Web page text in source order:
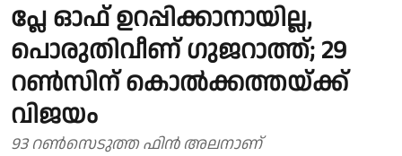
പ്ലേ ഓഫ് ഉറപ്പിക്കാനായില്ല,
പൊരുതിവീണ് ഗുജറാത്ത്; 29
റൺസിന് കൊൽക്കത്തയ്ക്ക്
വിജയം
93 റണ്‍സെടുത്ത ഫിന്‍ അലനാണ്